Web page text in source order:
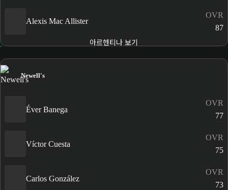
Alexis Mac Allister
OVR
87
아르헨티나 보기
Newell's
Éver Banega
OVR
77
Víctor Cuesta
OVR
75
Carlos González
OVR
73